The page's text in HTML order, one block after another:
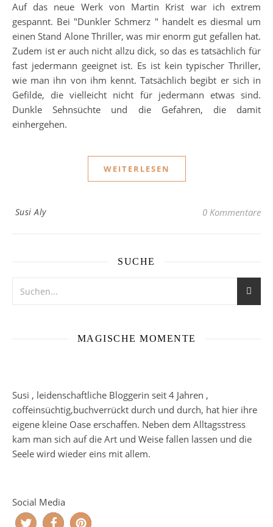
Auf das neue Werk von Martin Krist war ich extrem
gespannt. Bei "Dunkler Schmerz " handelt es diesmal um
einen Stand Alone Thriller, was mir enorm gut gefallen hat.
Zudem ist er auch nicht allzu dick, so das es tatsächlich für
fast jedermann geeignet ist. Es ist kein typischer Thriller,
wie man ihn von ihm kennt. Tatsächlich begibt er sich in
Gefilde, die vielleicht nicht für jedermann etwas sind.
Dunkle Sehnsüchte und die Gefahren, die damit
einhergehen.
WEITERLESEN
Susi Aly 0 Kommentare
SUCHE
MAGISCHE MOMENTE
Susi , leidenschaftliche Bloggerin seit 4 Jahren ,
coffeinsüchtig,buchverrückt durch und durch, hat hier ihre
eigene kleine Oase erschaffen. Neben dem Alltagsstress
kam man sich auf die Art und Weise fallen lassen und die
Seele wird wieder eins mit allem.
Social Media